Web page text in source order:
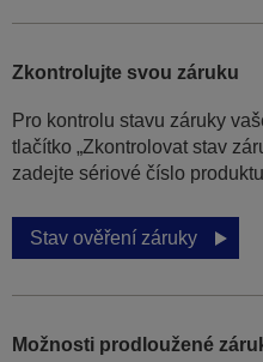
Zkontrolujte svou záruku
Pro kontrolu stavu záruky
tlačítko „Zkontrolovat stav
zadejte sériové číslo
Stav ověření záruky
Možnosti prodloužené